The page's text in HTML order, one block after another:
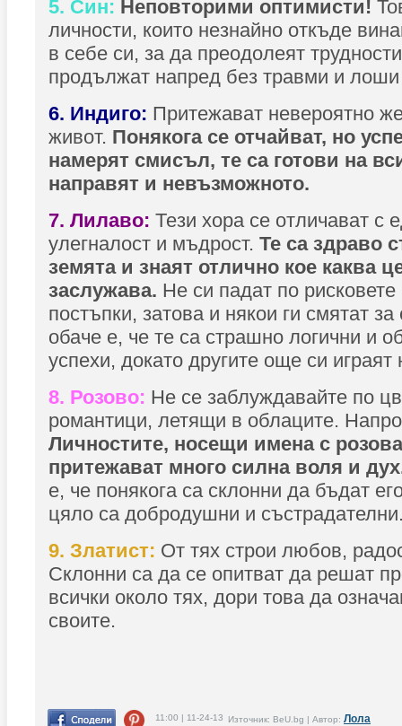
5. Син: Неповторими оптимисти!
личности, които незнайно откъде
в себе си, за да преодолеят
продължат напред без травми и
6. Индиго: Притежават невероятно
живот. Понякога се отчайват, но
намерят смисъл, те са готови на
направят и невъзможното.
7. Лилаво: Тези хора се отличават с
улегналост и мъдрост. Те са здраво
земята и знаят отлично кое каква
заслужава. Не си падат по
постъпки, затова и някои ги смятат
обаче е, че те са страшно логични и
успехи, докато другите още си
8. Розово: Не се заблуждавайте по
романтици, летящи в облаците.
Личностите, носещи имена с
притежават много силна воля и
е, че понякога са склонни да бъдат
цяло са добродушни и
9. Златист: От тях строи любов,
Склонни са да се опитват да решат
всички около тях, дори това да
своите.
11:00 | 11-24-13 Източник: BeU.bg | Автор: Лола